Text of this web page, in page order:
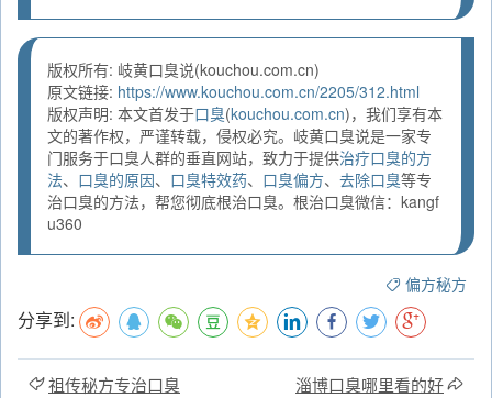
版权所有: 岐黄口臭说(kouchou.com.cn)
原文链接: https://www.kouchou.com.cn/2205/312.html
版权声明: 本文首发于口臭(kouchou.com.cn)，我们享有本
文的著作权，严谨转载，侵权必究。岐黄口臭说是一家专
门服务于口臭人群的垂直网站，致力于提供治疗口臭的方
法、 口臭的原因、 口臭特效药、 口臭偏方、 去除口臭等专
治口臭的方法，帮您彻底根治口臭。根治口臭微信：kangf
u360
偏方秘方
分享到:
祖传秘方专治口臭 淄博口臭哪里看的好